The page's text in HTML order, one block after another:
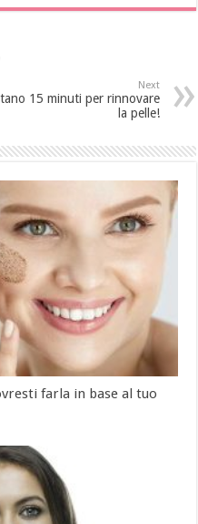
Next
15 minuti per rinnovare
la pelle!
farla in base al tuo